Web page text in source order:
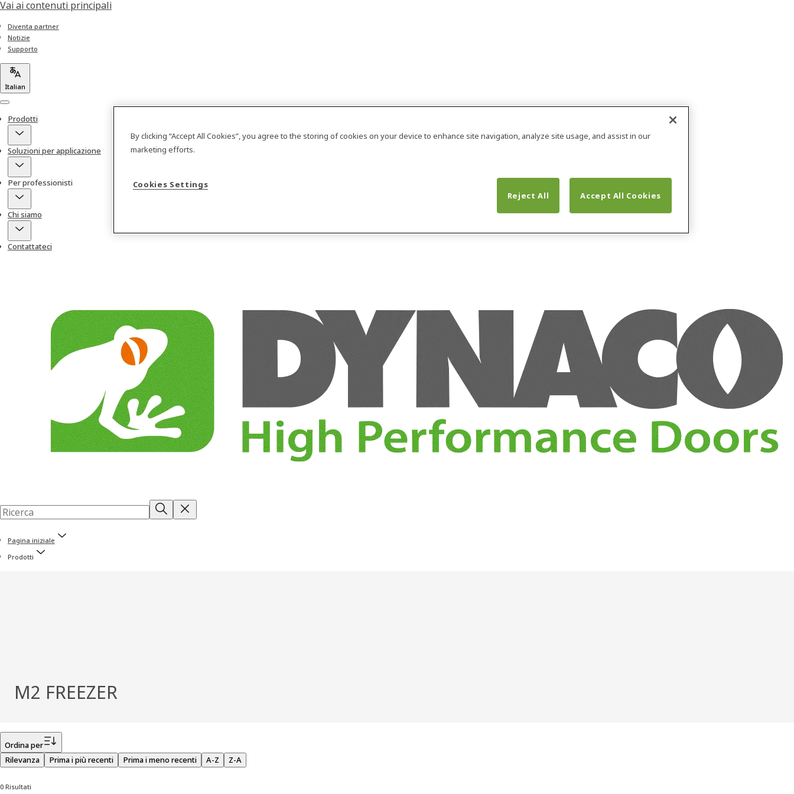
Vai ai contenuti principali
Diventa partner
Notizie
Supporto
Italian
Menu
Prodotti
Soluzioni per applicazione
Per professionisti
Chi siamo
Contattateci
Pagina iniziale
Prodotti
M2 FREEZER
Ordina per
Rilevanza
Prima i più recenti Prima i meno recenti A-Z Z-A
0 Risultati
By clicking “Accept All Cookies”, you agree to the storing of cookies on your device to enhance site navigation, analyze site usage, and assist in our
marketing efforts.
Cookies Settings
Reject All
Accept All Cookies